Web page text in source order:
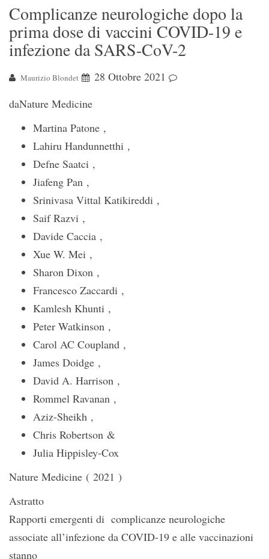
Complicanze neurologiche dopo la
prima dose di vaccini COVID-19 e
infezione da SARS-CoV-2
Maurizio Blondet
28 Ottobre 2021
daNature Medicine
Martina Patone ,
Lahiru Handunnetthi ,
Defne Saatci ,
Jiafeng Pan ,
Srinivasa Vittal Katikireddi ,
Saif Razvi ,
Davide Caccia ,
Xue W. Mei ,
Sharon Dixon ,
Francesco Zaccardi ,
Kamlesh Khunti ,
Peter Watkinson ,
Carol AC Coupland ,
James Doidge ,
David A. Harrison ,
Rommel Ravanan ,
Aziz-Sheikh ,
Chris Robertson &
Julia Hippisley-Cox
Nature Medicine ( 2021 )
Astratto
Rapporti emergenti di complicanze neurologiche
associate all’infezione da COVID-19 e alle vaccinazioni
stanno